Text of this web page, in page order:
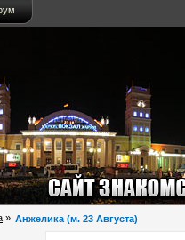
» Анжелика (м. 23 Августа)